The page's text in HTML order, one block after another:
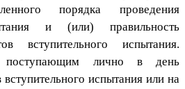
порядка проведения
и (или) правильность
вступительного испытания.
поступающим лично в день
вступительного испытания или на